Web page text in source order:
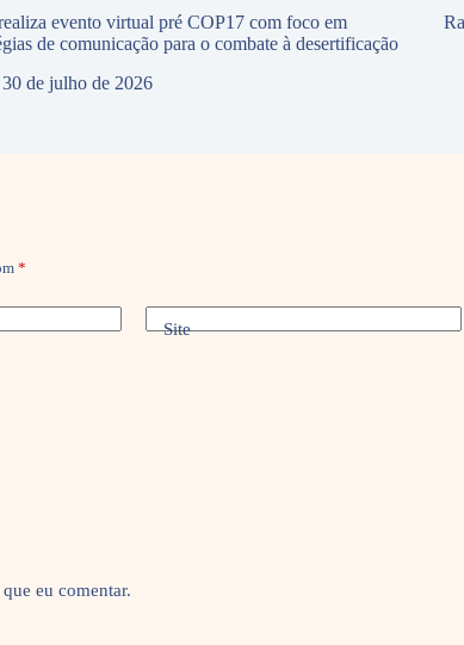
evento virtual pré COP17 com foco em
de comunicação para o combate à desertificação
30 de julho de 2026
*
Site
eu comentar.